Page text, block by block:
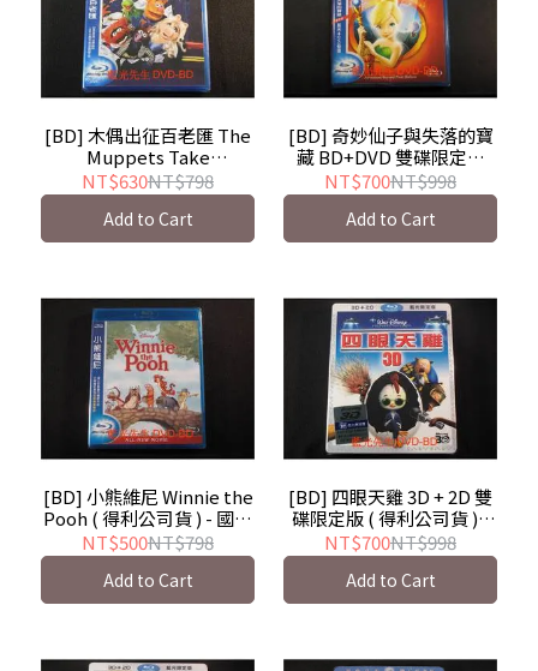
[BD] 木偶出征百老匯 The
Muppets Take
Manhattan ( 得利公司貨 )
- 芝麻街
NT$630NT$798
Add to Cart
[BD] 奇妙仙子與失落的寶
藏 BD+DVD 雙碟限定版
Tinker Bell and the Lost
Treasure
NT$700NT$998
Add to Cart
[BD] 小熊維尼 Winnie the
Pooh ( 得利公司貨 ) - 國語
發音
NT$500NT$798
Add to Cart
[BD] 四眼天雞 3D + 2D 雙
碟限定版 ( 得利公司貨 ) -
國語發音 Chicken Little
NT$700NT$998
Add to Cart